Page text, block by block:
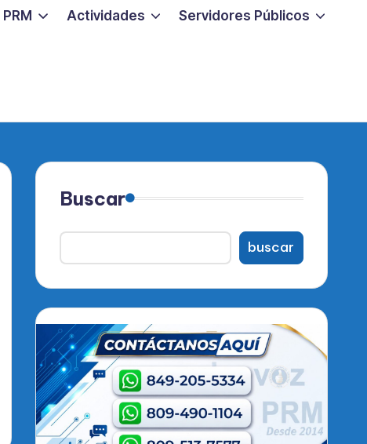
PRM Actividades Servidores Públicos
Buscar
buscar